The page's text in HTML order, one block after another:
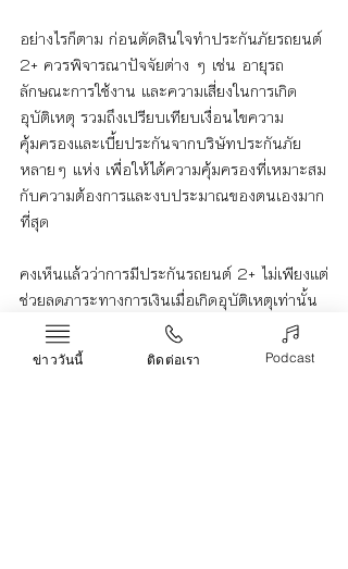
อย่างไรก็ตาม ก่อนตัดสินใจทำประกันภัยรถยนต์
2+ ควรพิจารณาปัจจัยต่าง ๆ เช่น อายุรถ
ลักษณะการใช้งาน และความเสี่ยงในการเกิด
อุบัติเหตุ รวมถึงเปรียบเทียบเงื่อนไขความ
คุ้มครองและเบี้ยประกันจากบริษัทประกันภัย
หลายๆ แห่ง เพื่อให้ได้ความคุ้มครองที่เหมาะสม
กับความต้องการและงบประมาณของตนเองมาก
ที่สุด
คงเห็นแล้วว่าการมีประกันรถยนต์ 2+ ไม่เพียงแต่
ช่วยลดภาระทางการเงินเมื่อเกิดอุบัติเหตุเท่านั้น
แต่ยังช่วยให้ผู้ขับขี่มีความมั่นใจและสบายใจใน
การใช้รถมากขึ้น ซึ่งเป็นสิ่งสำคัญในการใช้ชีวิต
ข่าววันนี้ ติดต่อเรา Podcast